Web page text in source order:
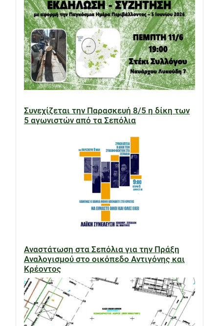
Συνεχίζεται την Παρασκευή 8/5 η δίκη των
5 αγωνιστών από τα Σεπόλια
Αναστάτωση στα Σεπόλια για την Πράξη
Αναλογισμού στο οικόπεδο Αντιγόνης και
Κρέοντος